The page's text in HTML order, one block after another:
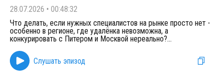
28.07.2026 • 00:48:32
Что делать, если нужных специалистов на рынке просто нет -
особенно в регионе, где удалёнка невозможна, а
конкурировать с Питером и Москвой нереально?...
Слушать эпизод